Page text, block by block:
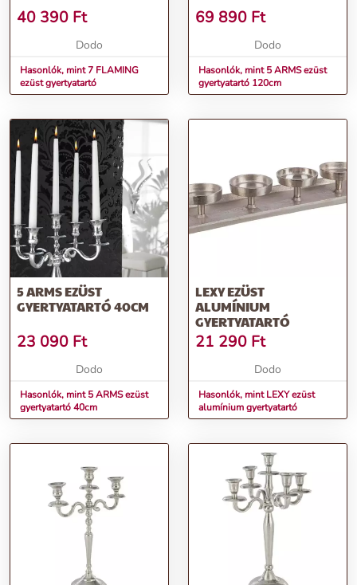
40 390 Ft
Dodo
Hasonlók, mint 7 FLAMING
ezüst gyertyatartó
69 890 Ft
Dodo
Hasonlók, mint 5 ARMS ezüst
gyertyatartó 120cm
5 ARMS EZÜST
GYERTYATARTÓ 40CM
23 090 Ft
Dodo
Hasonlók, mint 5 ARMS ezüst
gyertyatartó 40cm
LEXY EZÜST
ALUMÍNIUM
GYERTYATARTÓ
21 290 Ft
Dodo
Hasonlók, mint LEXY ezüst
alumínium gyertyatartó